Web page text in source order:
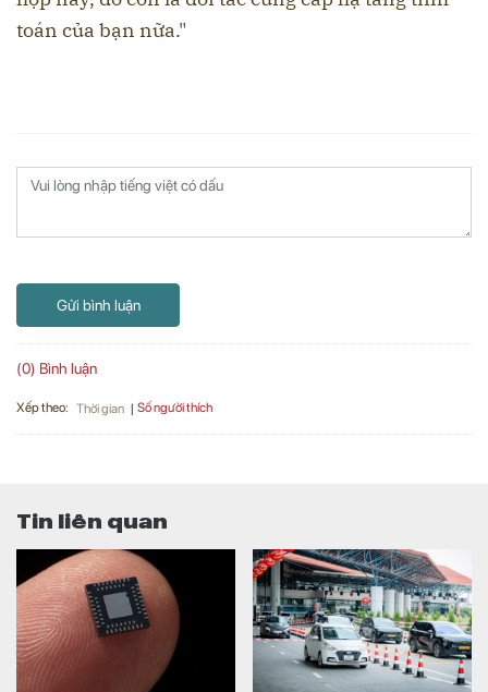
toán của bạn nữa."
Gửi bình luận
(0) Bình luận
Xếp theo: Thời gian Số người thích
Tin liên quan